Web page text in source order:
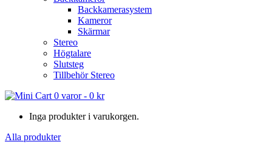
Backkamerasystem
Kameror
Skärmar
Stereo
Högtalare
Slutsteg
Tillbehör Stereo
0 varor- 0 kr
Inga produkter i varukorgen.
Alla produkter